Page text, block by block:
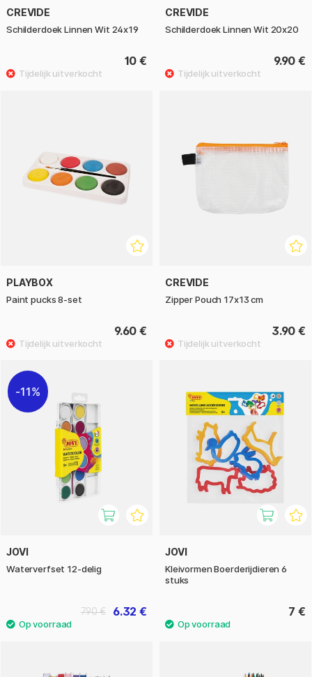
CREVIDE
Schilderdoek Linnen Wit 24x19
10 €
CREVIDE
Schilderdoek Linnen Wit 20x20
9.90 €
PLAYBOX
Paint pucks 8-set
9.60 €
CREVIDE
Zipper Pouch 17x13 cm
3.90 €
11%
JOVI
Waterverfset 12-delig
6.32 €
7.90 €
JOVI
Kleivormen Boerderijdieren 6
stuks
7 €